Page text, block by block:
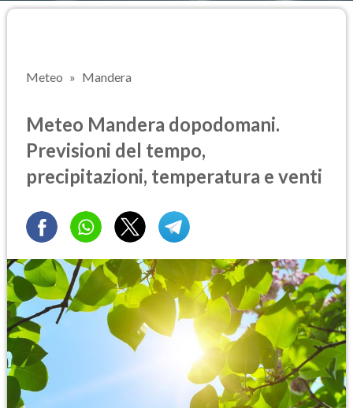
Meteo Mandera
Meteo Mandera dopodomani.
Previsioni del tempo,
precipitazioni, temperatura e venti